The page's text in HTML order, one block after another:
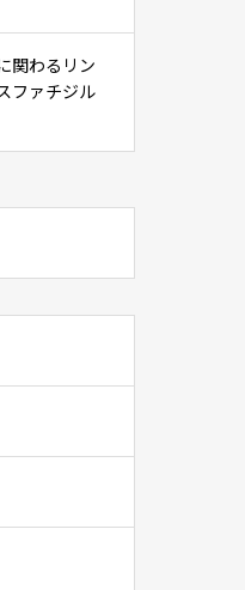
関わるリン
ファチジル